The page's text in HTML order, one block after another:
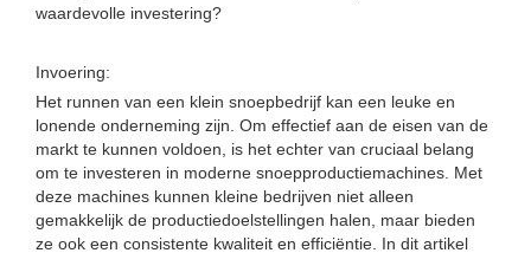
waardevolle investering?
Invoering:
Het runnen van een klein snoepbedrijf kan een leuke en
lonende onderneming zijn. Om effectief aan de eisen van de
markt te kunnen voldoen, is het echter van cruciaal belang
om te investeren in moderne snoepproductiemachines. Met
deze machines kunnen kleine bedrijven niet alleen
gemakkelijk de productiedoelstellingen halen, maar bieden
ze ook een consistente kwaliteit en efficiëntie. In dit artikel